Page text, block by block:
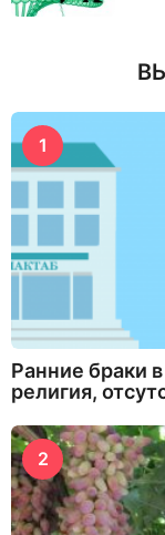
1
Ранние браки
религия,
2